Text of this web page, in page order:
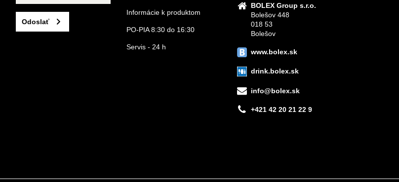
Odoslať
Informácie k produktom
PO-PIA 8:30 do 16:30
Servis - 24 h
BOLEX Group s.r.o.
Bolešov 448
018 53
Bolešov
www.bolex.sk
drink.bolex.sk
info@bolex.sk
+421 42 20 21 22 9